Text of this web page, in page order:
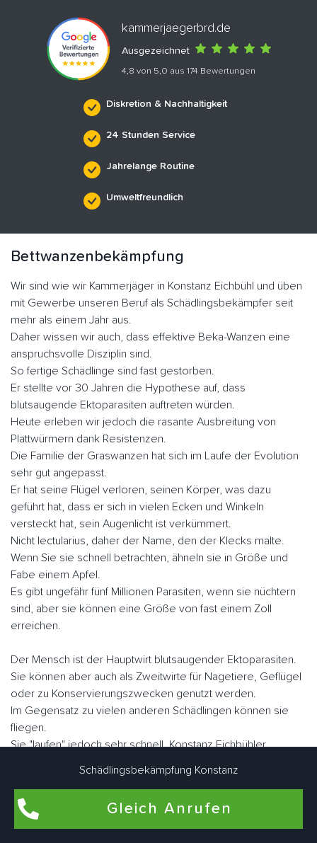
kammerjaegerbrd.de
Ausgezeichnet
4,8 von 5,0 aus 174 Bewertungen
Diskretion & Nachhaltigkeit
24 Stunden Service
Jahrelange Routine
Umweltfreundlich
Bettwanzenbekämpfung
Wir sind wie wir Kammerjäger in Konstanz Eichbühl und üben
mit Gewerbe unseren Beruf als Schädlingsbekämpfer seit
mehr als einem Jahr aus.
Daher wissen wir auch, dass effektive Beka-Wanzen eine
anspruchsvolle Disziplin sind.
So fertige Schädlinge sind fast gestorben.
Er stellte vor 30 Jahren die Hypothese auf, dass
blutsaugende Ektoparasiten auftreten würden.
Heute erleben wir jedoch die rasante Ausbreitung von
Plattwürmern dank Resistenzen.
Die Familie der Graswanzen hat sich im Laufe der Evolution
sehr gut angepasst.
Er hat seine Flügel verloren, seinen Körper, was dazu
geführt hat, dass er sich in vielen Ecken und Winkeln
versteckt hat, sein Augenlicht ist verkümmert.
Nicht lectularius, daher der Name, den der Klecks malte.
Wenn Sie sie schnell betrachten, ähneln sie in Größe und
Fabe einem Apfel.
Es gibt ungefähr fünf Millionen Parasiten, wenn sie nüchtern
sind, aber sie können eine Größe von fast einem Zoll
erreichen.
Der Mensch ist der Hauptwirt blutsaugender Ektoparasiten.
Sie können aber auch als Zweitwirte für Nagetiere, Geflügel
oder zu Konservierungszwecken genutzt werden.
Im Gegensatz zu vielen anderen Schädlingen können sie
fliegen.
Sie "laufen" jedoch sehr schnell. Konstanz Eichbühler
um Bettwanzen bedarfsgerecht individuell zu bekämpfen.
Schädlingsbekämpfung Konstanz
Gleich Anrufen